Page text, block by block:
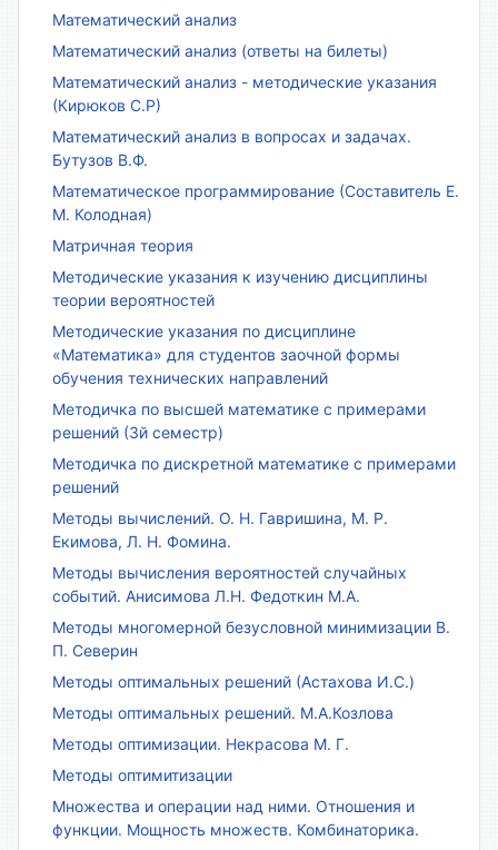
Математический анализ
Математический анализ (ответы на билеты)
Математический анализ - методические указания
(Кирюков С.Р)
Математический анализ в вопросах и задачах.
Бутузов В.Ф.
Математическое программирование (Составитель Е.
М. Колодная)
Матричная теория
Методические указания к изучению дисциплины
теории вероятностей
Методические указания по дисциплине
«Математика» для студентов заочной формы
обучения технических направлений
Методичка по высшей математике с примерами
решений (3й семестр)
Методичка по дискретной математике с примерами
решений
Методы вычислений. О. Н. Гавришина, М. Р.
Екимова, Л. Н. Фомина.
Методы вычисления вероятностей случайных
событий. Анисимова Л.Н. Федоткин М.А.
Методы многомерной безусловной минимизации В.
П. Северин
Методы оптимальных решений (Астахова И.С.)
Методы оптимальных решений. М.А.Козлова
Методы оптимизации. Некрасова М. Г.
Методы оптимитизации
Множества и операции над ними. Отношения и
функции. Мощность множеств. Комбинаторика.